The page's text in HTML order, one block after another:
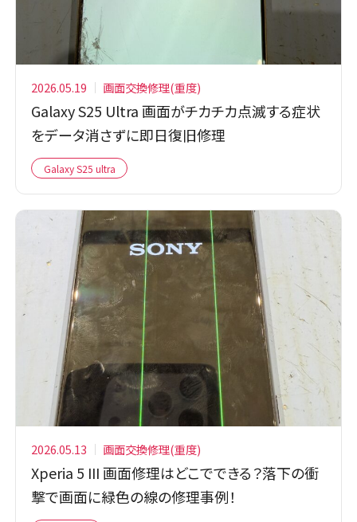
2026.05.19 画面交換修理(重度)
Galaxy S25 Ultra 画面がチカチカ点滅する症状
をデータ消さずに即日復旧修理
Galaxy S25 ultra
2026.05.13 画面交換修理(重度)
Xperia 5 III 画面修理はどこでできる？落下の衝
撃で画面に緑色の線の修理事例！